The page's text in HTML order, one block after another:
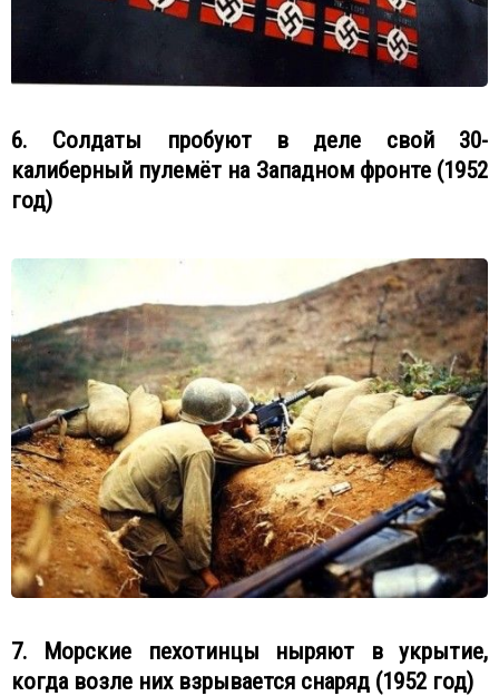
6. Солдаты пробуют в деле свой 30-
калиберный пулемёт на Западном фронте (1952
год)
7. Морские пехотинцы ныряют в укрытие,
когда возле них взрывается снаряд (1952 год)